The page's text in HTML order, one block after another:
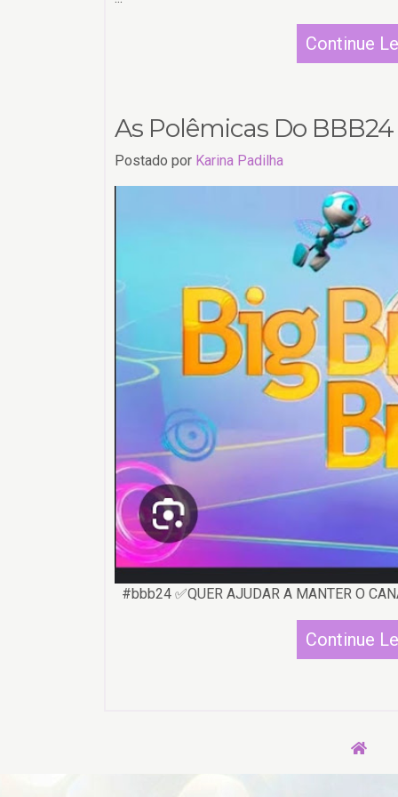
Continue
As Polêmicas Do BBB24
Postado por Karina Padilha
#bbb24 ✅QUER AJUDAR A MANTER O
Continue